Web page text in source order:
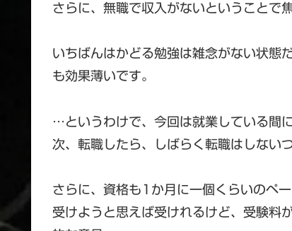
さらに、無職で収入がないということで
いちばんはかどる勉強は雑念がない状態
も効果薄いです。
…というわけで、今回は就業している間
次、転職したら、しばらく転職はしない
さらに、資格も1か月に一個くらいのペ
受けようと思えば受けれるけど、受験料